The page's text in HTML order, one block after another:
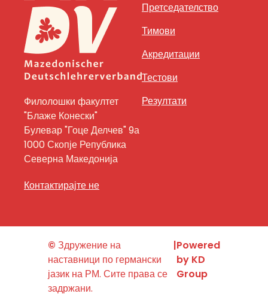
Филолошки факултет
"Блаже Конески"
Булевар "Гоце Делчев" 9а
1000 Скопје Република
Северна Македонија
Контактирајте не
Претседателство
Тимови
Акредитации
Тестови
Резултати
© Здружение на
наставници по германски
јазик на РМ. Сите права се
задржани.
|Powered
by KD
Group